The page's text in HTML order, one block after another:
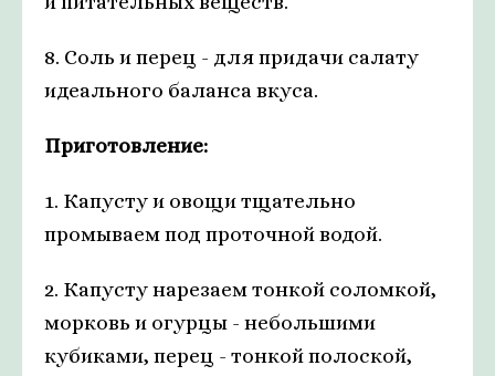
8. Соль и перец - для придачи салату
идеального баланса вкуса.
Приготовление:
1. Капусту и овощи тщательно
промываем под проточной водой.
2. Капусту нарезаем тонкой соломкой,
морковь и огурцы - небольшими
кубиками, перец - тонкой полоской,